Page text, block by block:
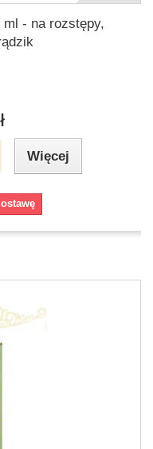
- na rozstępy,
Więcej